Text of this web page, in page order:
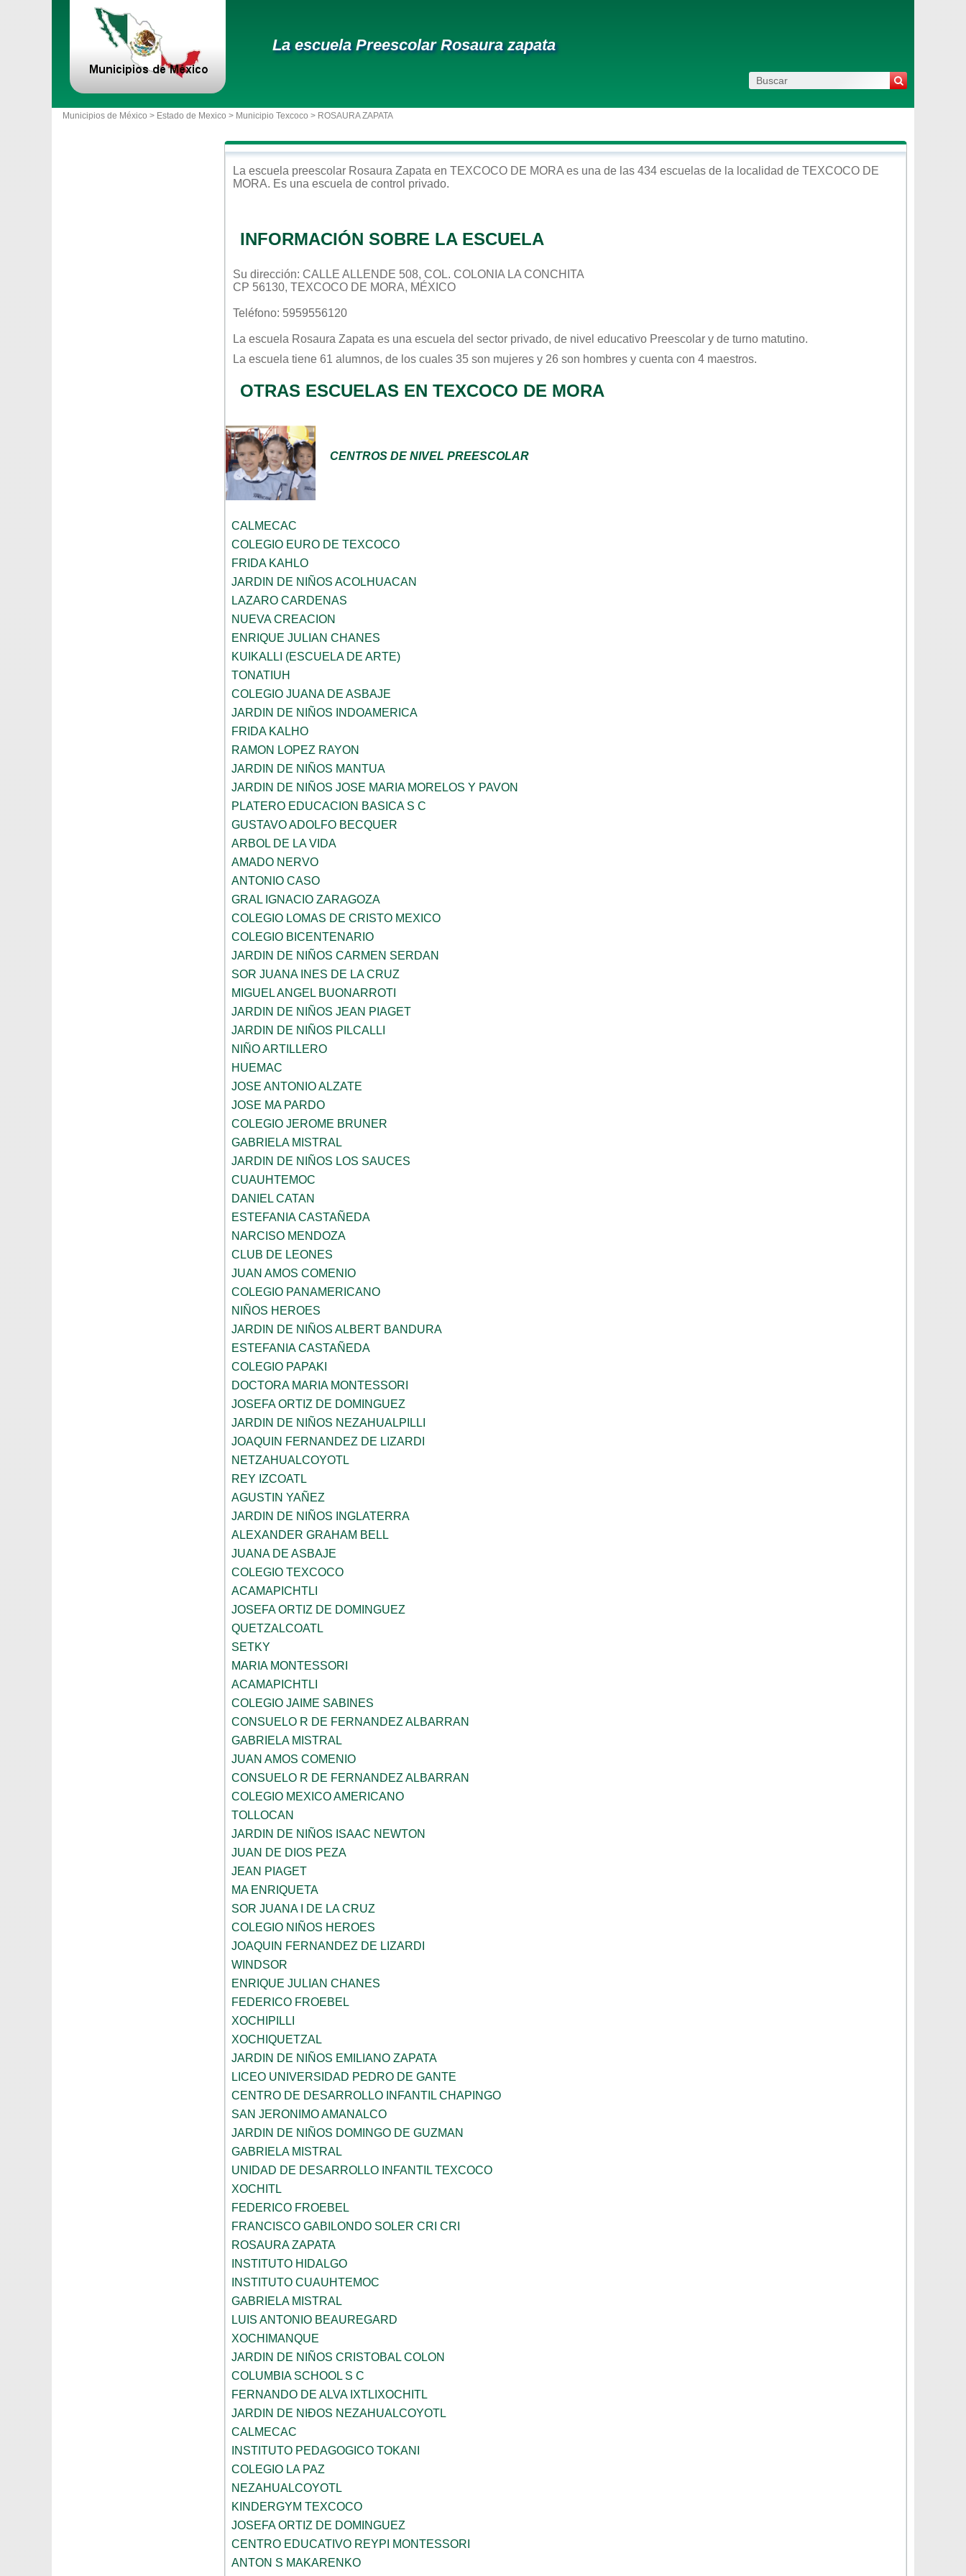
La escuela Preescolar Rosaura zapata
Municipios de México > Estado de Mexico > Municipio Texcoco > ROSAURA ZAPATA
La escuela preescolar Rosaura Zapata en TEXCOCO DE MORA es una de las 434 escuelas de la localidad de TEXCOCO DE
MORA. Es una escuela de control privado.
INFORMACIÓN SOBRE LA ESCUELA
Su dirección: CALLE ALLENDE 508, COL. COLONIA LA CONCHITA
CP 56130, TEXCOCO DE MORA, MÉXICO
Teléfono: 5959556120
La escuela Rosaura Zapata es una escuela del sector privado, de nivel educativo Preescolar y de turno matutino.
La escuela tiene 61 alumnos, de los cuales 35 son mujeres y 26 son hombres y cuenta con 4 maestros.
OTRAS ESCUELAS EN TEXCOCO DE MORA
CENTROS DE NIVEL PREESCOLAR
CALMECAC
COLEGIO EURO DE TEXCOCO
FRIDA KAHLO
JARDIN DE NIÑOS ACOLHUACAN
LAZARO CARDENAS
NUEVA CREACION
ENRIQUE JULIAN CHANES
KUIKALLI (ESCUELA DE ARTE)
TONATIUH
COLEGIO JUANA DE ASBAJE
JARDIN DE NIÑOS INDOAMERICA
FRIDA KALHO
RAMON LOPEZ RAYON
JARDIN DE NIÑOS MANTUA
JARDIN DE NIÑOS JOSE MARIA MORELOS Y PAVON
PLATERO EDUCACION BASICA S C
GUSTAVO ADOLFO BECQUER
ARBOL DE LA VIDA
AMADO NERVO
ANTONIO CASO
GRAL IGNACIO ZARAGOZA
COLEGIO LOMAS DE CRISTO MEXICO
COLEGIO BICENTENARIO
JARDIN DE NIÑOS CARMEN SERDAN
SOR JUANA INES DE LA CRUZ
MIGUEL ANGEL BUONARROTI
JARDIN DE NIÑOS JEAN PIAGET
JARDIN DE NIÑOS PILCALLI
NIÑO ARTILLERO
HUEMAC
JOSE ANTONIO ALZATE
JOSE MA PARDO
COLEGIO JEROME BRUNER
GABRIELA MISTRAL
JARDIN DE NIÑOS LOS SAUCES
CUAUHTEMOC
DANIEL CATAN
ESTEFANIA CASTAÑEDA
NARCISO MENDOZA
CLUB DE LEONES
JUAN AMOS COMENIO
COLEGIO PANAMERICANO
NIÑOS HEROES
JARDIN DE NIÑOS ALBERT BANDURA
ESTEFANIA CASTAÑEDA
COLEGIO PAPAKI
DOCTORA MARIA MONTESSORI
JOSEFA ORTIZ DE DOMINGUEZ
JARDIN DE NIÑOS NEZAHUALPILLI
JOAQUIN FERNANDEZ DE LIZARDI
NETZAHUALCOYOTL
REY IZCOATL
AGUSTIN YAÑEZ
JARDIN DE NIÑOS INGLATERRA
ALEXANDER GRAHAM BELL
JUANA DE ASBAJE
COLEGIO TEXCOCO
ACAMAPICHTLI
JOSEFA ORTIZ DE DOMINGUEZ
QUETZALCOATL
SETKY
MARIA MONTESSORI
ACAMAPICHTLI
COLEGIO JAIME SABINES
CONSUELO R DE FERNANDEZ ALBARRAN
GABRIELA MISTRAL
JUAN AMOS COMENIO
CONSUELO R DE FERNANDEZ ALBARRAN
COLEGIO MEXICO AMERICANO
TOLLOCAN
JARDIN DE NIÑOS ISAAC NEWTON
JUAN DE DIOS PEZA
JEAN PIAGET
MA ENRIQUETA
SOR JUANA I DE LA CRUZ
COLEGIO NIÑOS HEROES
JOAQUIN FERNANDEZ DE LIZARDI
WINDSOR
ENRIQUE JULIAN CHANES
FEDERICO FROEBEL
XOCHIPILLI
XOCHIQUETZAL
JARDIN DE NIÑOS EMILIANO ZAPATA
LICEO UNIVERSIDAD PEDRO DE GANTE
CENTRO DE DESARROLLO INFANTIL CHAPINGO
SAN JERONIMO AMANALCO
JARDIN DE NIÑOS DOMINGO DE GUZMAN
GABRIELA MISTRAL
UNIDAD DE DESARROLLO INFANTIL TEXCOCO
XOCHITL
FEDERICO FROEBEL
FRANCISCO GABILONDO SOLER CRI CRI
ROSAURA ZAPATA
INSTITUTO HIDALGO
INSTITUTO CUAUHTEMOC
GABRIELA MISTRAL
LUIS ANTONIO BEAUREGARD
XOCHIMANQUE
JARDIN DE NIÑOS CRISTOBAL COLON
COLUMBIA SCHOOL S C
FERNANDO DE ALVA IXTLIXOCHITL
JARDIN DE NIÐOS NEZAHUALCOYOTL
CALMECAC
INSTITUTO PEDAGOGICO TOKANI
COLEGIO LA PAZ
NEZAHUALCOYOTL
KINDERGYM TEXCOCO
JOSEFA ORTIZ DE DOMINGUEZ
CENTRO EDUCATIVO REYPI MONTESSORI
ANTON S MAKARENKO